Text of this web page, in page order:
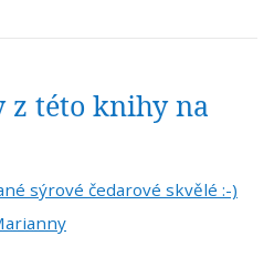
z této knihy na
sýrové čedarové skvělé :-)